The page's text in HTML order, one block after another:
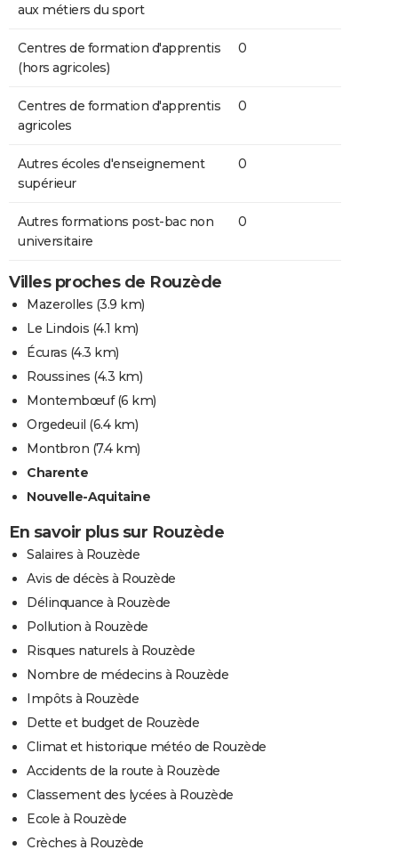
aux métiers du sport
Centres de formation d'apprentis
(hors agricoles)
0
Centres de formation d'apprentis
agricoles
0
Autres écoles d'enseignement
supérieur
0
Autres formations post-bac non
universitaire
0
Villes proches de Rouzède
Mazerolles (3.9 km)
Le Lindois (4.1 km)
Écuras (4.3 km)
Roussines (4.3 km)
Montembœuf(6 km)
Orgedeuil (6.4 km)
Montbron (7.4 km)
Charente
Nouvelle-Aquitaine
En savoir plus sur Rouzède
Salaires à Rouzède
Avis de décès à Rouzède
Délinquance à Rouzède
Pollution à Rouzède
Risques naturels à Rouzède
Nombre de médecins à Rouzède
Impôts à Rouzède
Dette et budget de Rouzède
Climat et historique météo de Rouzède
Accidents de la route à Rouzède
Classement des lycées à Rouzède
Ecole à Rouzède
Crèches à Rouzède